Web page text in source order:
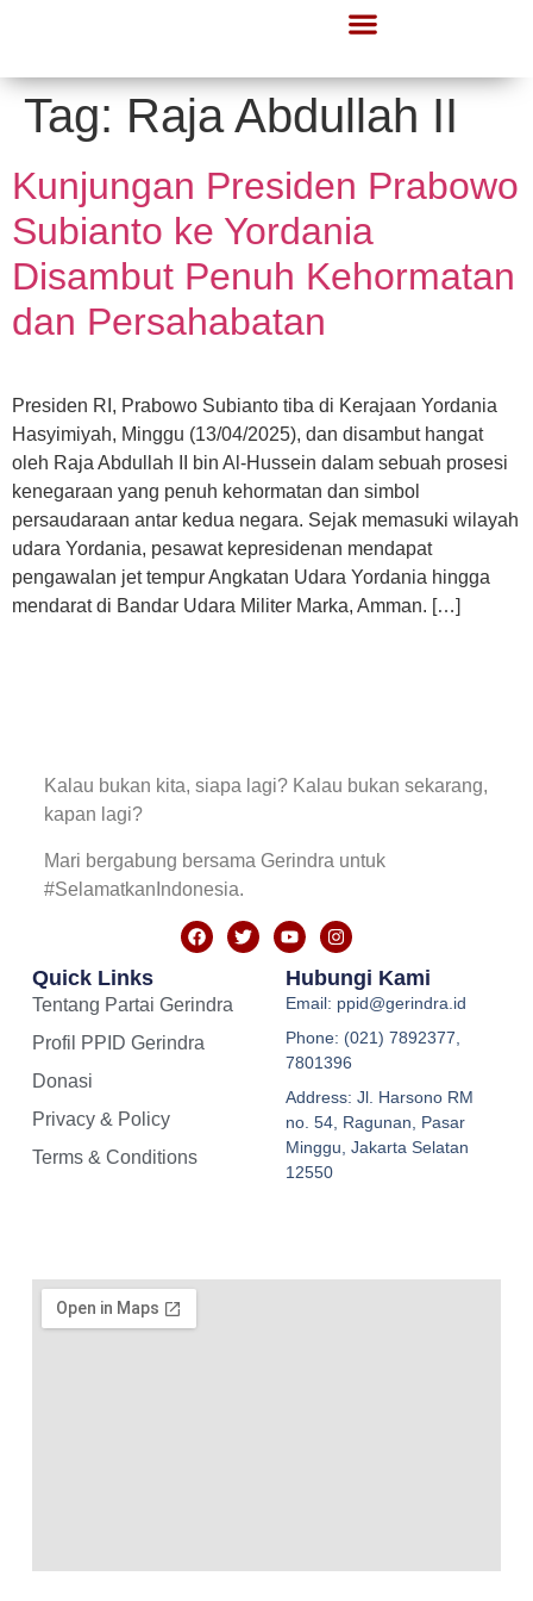
Tag: Raja Abdullah II
Kunjungan Presiden Prabowo
Subianto ke Yordania
Disambut Penuh Kehormatan
dan Persahabatan
Presiden RI, Prabowo Subianto tiba di Kerajaan Yordania
Hasyimiyah, Minggu (13/04/2025), dan disambut hangat
oleh Raja Abdullah II bin Al-Hussein dalam sebuah prosesi
kenegaraan yang penuh kehormatan dan simbol
persaudaraan antar kedua negara. Sejak memasuki wilayah
udara Yordania, pesawat kepresidenan mendapat
pengawalan jet tempur Angkatan Udara Yordania hingga
mendarat di Bandar Udara Militer Marka, Amman. […]
Kalau bukan kita, siapa lagi? Kalau bukan sekarang,
kapan lagi?
Mari bergabung bersama Gerindra untuk
#SelamatkanIndonesia.
Quick Links
Tentang Partai Gerindra
Profil PPID Gerindra
Donasi
Privacy & Policy
Terms & Conditions
Hubungi Kami
Email: ppid@gerindra.id
Phone: (021) 7892377,
7801396
Address: Jl. Harsono RM
no. 54, Ragunan, Pasar
Minggu, Jakarta Selatan
12550